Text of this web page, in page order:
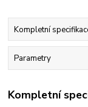
Kompletní
Parametry
Kompletní